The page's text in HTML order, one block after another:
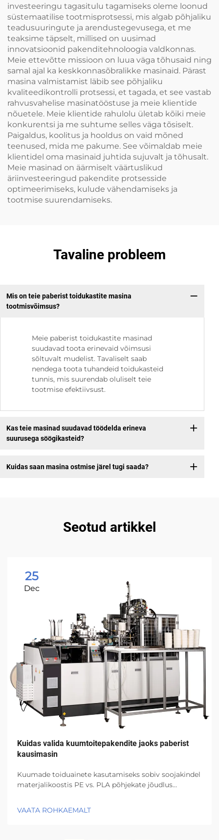
investeeringu tagasitulu tagamiseks oleme loonud
süstemaatilise tootmisprotsessi, mis algab põhjaliku
teadusuuringute ja arendustegevusega, et me
teaksime täpselt, millised on uusimad
innovatsioonid pakenditehnoloogia valdkonnas.
Meie ettevõtte missioon on luua väga tõhusaid ning
samal ajal ka keskkonnasõbralikke masinaid. Pärast
masina valmistamist läbib see põhjaliku
kvaliteedikontrolli protsessi, et tagada, et see vastab
rahvusvahelise masinatööstuse ja meie klientide
nõuetele. Meie klientide rahulolu ületab kõiki meie
konkurentsi ja me suhtume selles väga tõsiselt.
Paigaldus, koolitus ja hooldus on vaid mõned
teenused, mida me pakume. See võimaldab meie
klientidel oma masinaid juhtida sujuvalt ja tõhusalt.
Meie masinad on äärmiselt väärtuslikud
äriinvesteeringud pakendite protsesside
optimeerimiseks, kulude vähendamiseks ja
tootmise suurendamiseks.
Tavaline probleem
Mis on teie paberist toidukastite masina
tootmisvõimsus?
Meie paberist toidukastite masinad
suudavad toota erinevaid võimsusi
sõltuvalt mudelist. Tavaliselt saab
nendega toota tuhandeid toidukasteid
tunnis, mis suurendab oluliselt teie
tootmise efektiivsust.
Kas teie masinad suudavad töödelda erineva
suurusega söögikasteid?
Kuidas saan masina ostmise järel tugi saada?
Seotud artikkel
25
Dec
Kuidas valida kuumtoitepakendite jaoks paberist
kausimasin
Kuumade toiduainete kasutamiseks sobiv soojakindel
materjalikoostis PE vs. PLA põhjekate jõudlus
kui temperatuur hoiab end üle 95 kraadi Celsiuse, mis
VAATA ROHKAEMALT